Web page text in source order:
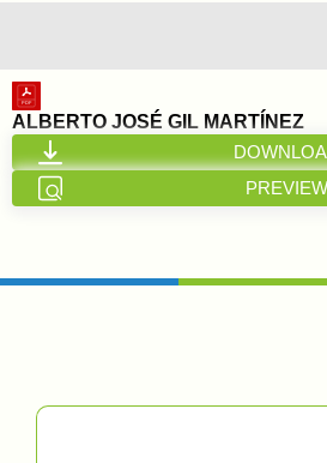
Inicio
Nosotros
Transparencia
Participa
ALBERTO JOSÉ GIL MARTÍNEZ
PREVIEW